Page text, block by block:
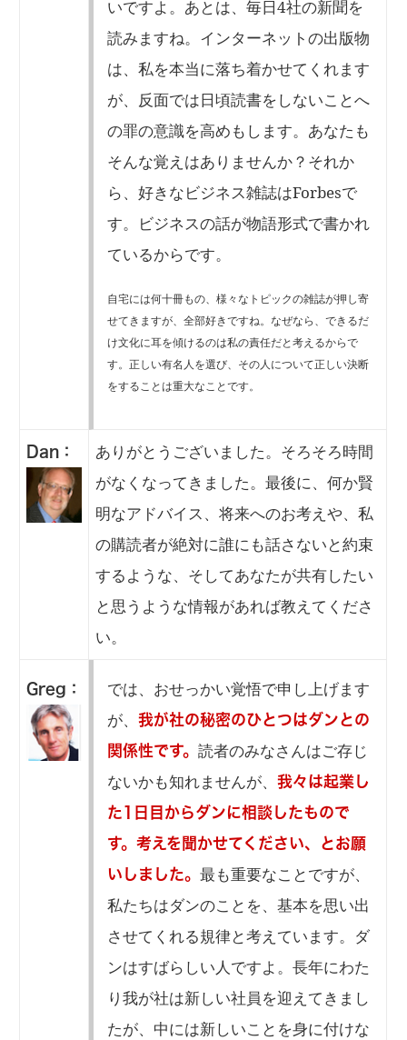
いですよ。あとは、毎日4社の新聞を
読みますね。インターネットの出版物
は、私を本当に落ち着かせてくれます
が、反面では日頃読書をしないことへ
の罪の意識を高めもします。あなたも
そんな覚えはありませんか？それか
ら、好きなビジネス雑誌はForbesで
す。ビジネスの話が物語形式で書かれ
ているからです。
自宅には何十冊もの、様々なトピックの雑誌が押し寄
せてきますが、全部好きですね。なぜなら、できるだ
け文化に耳を傾けるのは私の責任だと考えるからで
す。正しい有名人を選び、その人について正しい決断
をすることは重大なことです。
Dan：
ありがとうございました。そろそろ時間
がなくなってきました。最後に、何か賢
明なアドバイス、将来へのお考えや、私
の購読者が絶対に誰にも話さないと約束
するような、そしてあなたが共有したい
と思うような情報があれば教えてくださ
い。
Greg：
では、おせっかい覚悟で申し上げます
が、我が社の秘密のひとつはダンとの
関係性です。読者のみなさんはご存じ
ないかも知れませんが、我々は起業し
た1日目からダンに相談したもので
す。考えを聞かせてください、とお願
いしました。最も重要なことですが、
私たちはダンのことを、基本を思い出
させてくれる規律と考えています。ダ
ンはすばらしい人ですよ。長年にわた
り我が社は新しい社員を迎えてきまし
たが、中には新しいことを身に付けな